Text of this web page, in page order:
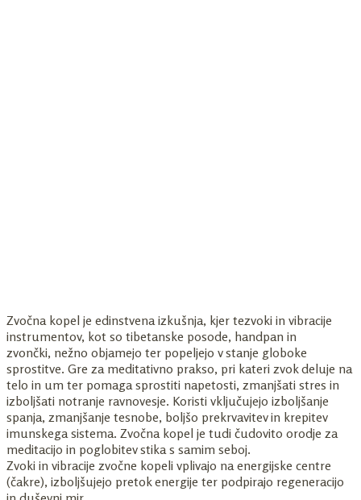
Zvočna kopel je edinstvena izkušnja, kjer tezvoki in vibracije
instrumentov, kot so tibetanske posode, handpan in
zvončki, nežno objamejo ter popeljejo v stanje globoke
sprostitve. Gre za meditativno prakso, pri kateri zvok deluje na
telo in um ter pomaga sprostiti napetosti, zmanjšati stres in
izboljšati notranje ravnovesje. Koristi vključujejo izboljšanje
spanja, zmanjšanje tesnobe, boljšo prekrvavitev in krepitev
imunskega sistema. Zvočna kopel je tudi čudovito orodje za
meditacijo in poglobitev stika s samim seboj.
​Zvoki in vibracije zvočne kopeli vplivajo na energijske centre
(čakre), izboljšujejo pretok energije ter podpirajo regeneracijo